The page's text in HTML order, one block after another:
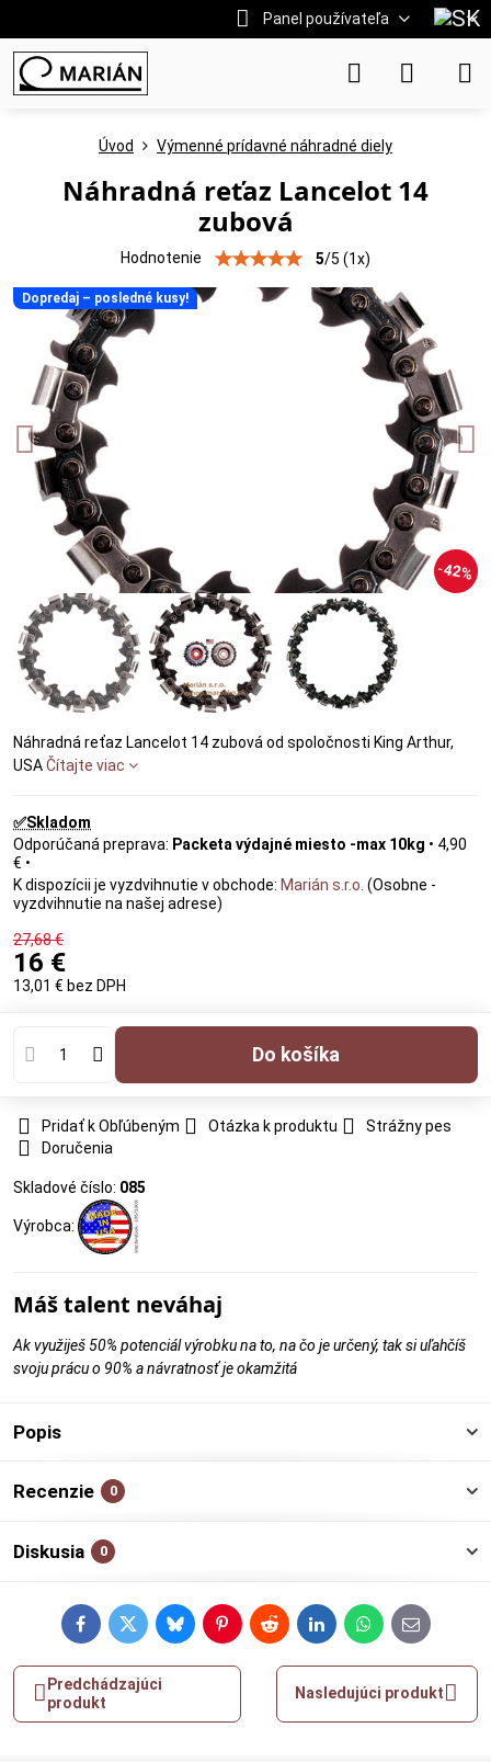
Panel používateľa
Dopredaj – posledné kusy!
42%
Úvod Výmenné prídavné náhradné diely
Náhradná reťaz Lancelot 14
zubová
Hodnotenie 5/5 (1x)
Náhradná reťaz Lancelot 14 zubová od spoločnosti King Arthur,
USAČítajte viac
✅Skladom
Packeta výdajné miesto -max 10kg • 4,90
€ •
Marián s.r.o. (Osobne -
vyzdvihnutie na našej adrese)
27,68 €
16 €
13,01 € bez DPH
Do košíka
Pridať k Obľúbeným Otázka k produktu
Strážny pes
Doručenia
Skladové číslo: 085
Výrobca:
Máš talent neváhaj
Ak využiješ 50% potenciál výrobku na to, na čo je určený, tak si uľahčíš
svoju prácu o 90% a návratnosť je okamžitá
Popis
Recenzie 0
Diskusia 0
FacebookTwitterBlueskyPinterestRedditLinkedInWhatsApp
E-
mail
Predchádzajúci
produkt
Nasledujúci produkt